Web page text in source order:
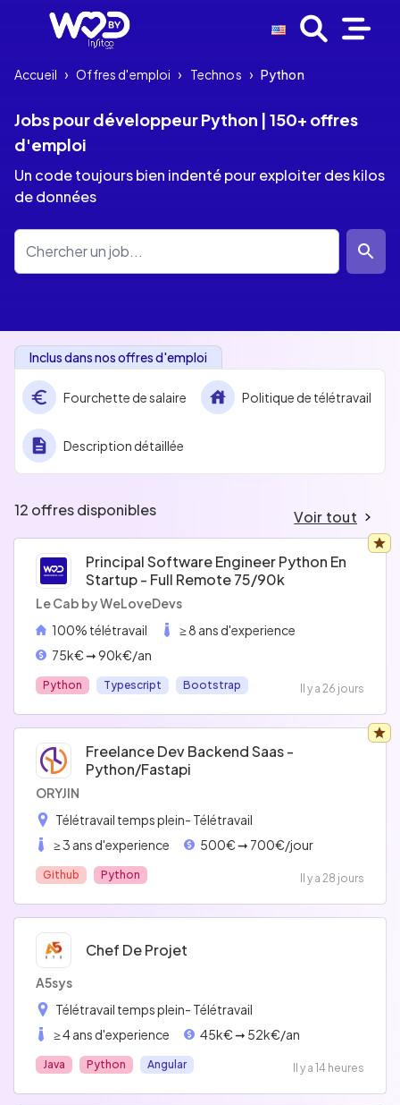
Accueil › Offres d'emploi › Technos › Python
Jobs pour développeur Python | 150+ offres
d'emploi
Un code toujours bien indenté pour exploiter des kilos
de données
Inclus dans nos offres d'emploi
Fourchette de salaire Politique de télétravail
Description détaillée
12 offres disponibles Voir tout
Principal Software Engineer Python En
Startup - Full Remote 75/90k
Le Cab by WeLoveDevs
100% télétravail
≥ 8 ans d'experience
75k€ ➞ 90k€/an
Python Typescript Bootstrap Il y a 26 jours
Freelance Dev Backend Saas -
Python/fastapi
ORYJIN
Télétravail temps plein- Télétravail
≥ 3 ans d'experience
500€ ➞ 700€/jour
Github Python Il y a 28 jours
Chef De Projet
A5sys
Télétravail temps plein- Télétravail
≥ 4 ans d'experience
45k€ ➞ 52k€/an
Java Python Angular Il y a 14 heures